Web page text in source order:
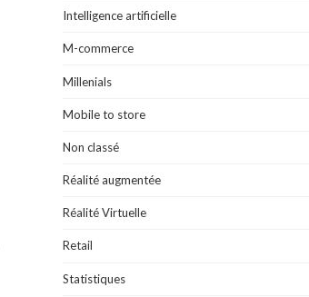
Intelligence artificielle
M-commerce
Millenials
Mobile to store
Non classé
Réalité augmentée
Réalité Virtuelle
Retail
Statistiques